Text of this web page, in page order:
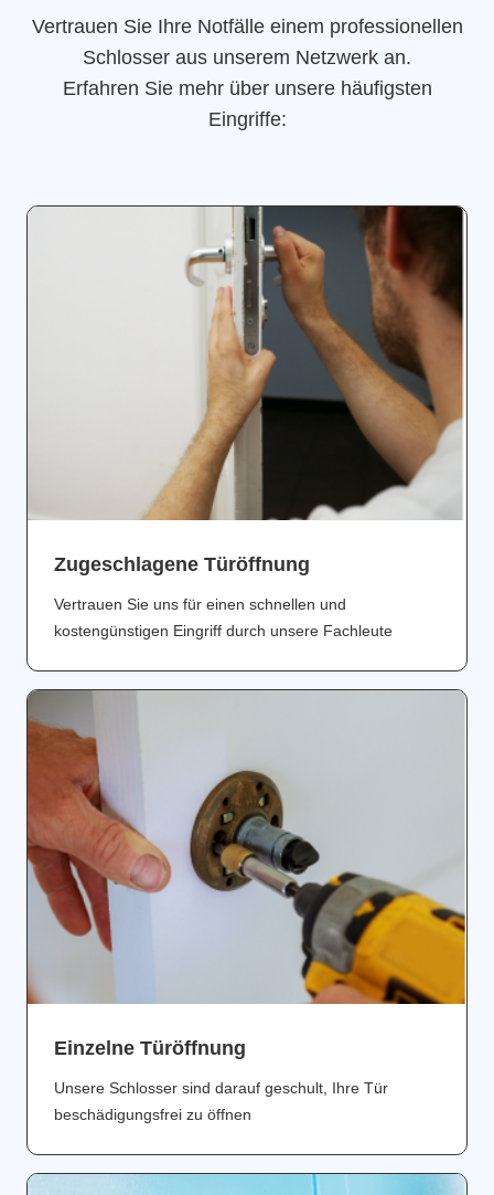
Vertrauen Sie Ihre Notfälle einem professionellen
Schlosser aus unserem Netzwerk an.
Erfahren Sie mehr über unsere häufigsten
Eingriffe:
Zugeschlagene Türöffnung
Vertrauen Sie uns für einen schnellen und
kostengünstigen Eingriff durch unsere Fachleute
Einzelne Türöffnung
Unsere Schlosser sind darauf geschult, Ihre Tür
beschädigungsfrei zu öffnen